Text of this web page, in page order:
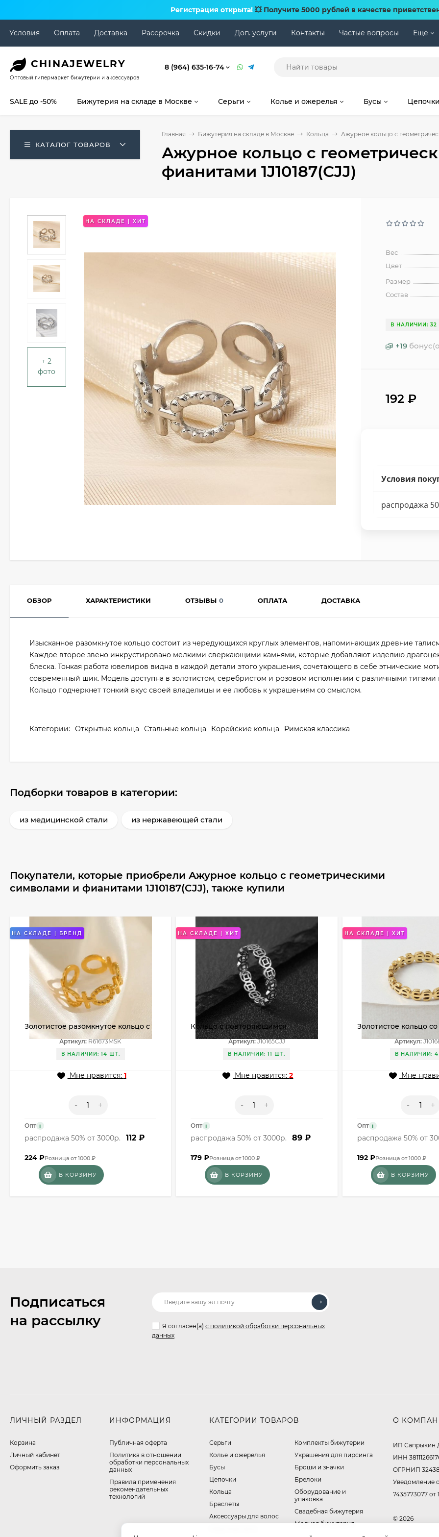
Регистрация открыта! 💥 Получите 5000 рублей в качестве
Условия Оплата Доставка Рассрочка Скидки Доп. услуги Контакты Частые вопросы Еще
CHINAJEWELRY
Оптовый гипермаркет бижутерии и аксессуаров
8 (964) 635-16-74
SALE до -50% Бижутерия на складе в Москве Серьги Колье и ожерелья Бусы Цепочки
КАТАЛОГ ТОВАРОВ
Главная Бижутерия на складе в Москве Кольца Ажурное кольцо с
Ажурное кольцо с
фианитами 1J10187(CJJ)
+ 2
фото
НА СКЛАДЕ | ХИТ
Вес
Цвет
Размер
Состав
В НАЛИЧИИ: 32
+19
192₽
Условия
распродажа
ОБЗОР ХАРАКТЕРИСТИКИ ОТЗЫВЫ 0 ОПЛАТА ДОСТАВКА
Изысканное разомкнутое кольцо состоит из чередующихся круглых элементов, напоминающих древние
Каждое второе звено инкрустировано мелкими сверкающими камнями, которые добавляют изделию
блеска. Тонкая работа ювелиров видна в каждой детали этого украшения, сочетающего в себе этнические
современный шик. Модель доступна в золотистом, серебристом и розовом исполнении с различными типами
Кольцо подчеркнет тонкий вкус своей владелицы и ее любовь к украшениям со смыслом.
Категории: Открытые кольца Стальные кольца Корейские кольца Римская классика
Подборки товаров в категории:
из медицинской стали из нержавеющей стали
Покупатели, которые приобрели Ажурное кольцо с геометрическими
символами и фианитами 1J10187(CJJ), также купили
НА СКЛАДЕ | БРЕНД
Золотистое разомкнутое кольцо с
ажурными кругами и камнями
R61673MSK
Артикул:R61673MSK
В НАЛИЧИИ: 14 ШТ.
Мне нравится: 1
- +
Опт i
распродажа 50% от 3000р. 112 ₽
224 ₽Розница от 1000 ₽
В КОРЗИНУ
НА СКЛАДЕ | ХИТ
Кольцо с повторяющимся
орнаментом в виде восточных
иероглифов J10165CJJ
Артикул:J10165CJJ
В НАЛИЧИИ: 11 ШТ.
Мне нравится:2
- +
Опт i
распродажа 50% от 3000р. 89 ₽
179₽Розница от 1000 ₽
В КОРЗИНУ
НА СКЛАДЕ | ХИТ
Золотистое кольцо
Артикул:
В НАЛИЧИИ:
Мне
- +
Опт i
распродажа 50% от
192 ₽Розница от 1000 ₽
В КОРЗИНУ
Подписаться
на рассылку
Я согласен(a) с политикой обработки персональных
данных
ЛИЧНЫЙ РАЗДЕЛ
Корзина
Личный кабинет
Оформить заказ
ИНФОРМАЦИЯ
Публичная оферта
​Политика в отношении
обработки персональных
данных
Правила применения
рекомендательных
технологий
КАТЕГОРИИ ТОВАРОВ
Серьги
Колье и ожерелья
Бусы
Цепочки
Кольца
Браслеты
Аксессуары для волос
Комплекты бижутерии
Украшения для пирсинга
Броши и значки
Брелоки
Оборудование и
упаковка
Свадебная бижутерия
Модная бижутерия
О
ИП Сапрыкин
ИНН
ОГРНИП
Уведомление
7435773077 от
© 2026